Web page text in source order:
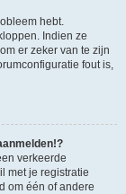
hebt.
Indien ze
er zeker van te zijn
fout is,
verkeerde
met je registratie
om één of andere